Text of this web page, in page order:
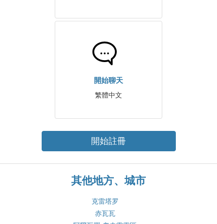
開始聊天
繁體中文
開始註冊
其他地方、城市
克雷塔罗
赤瓦瓦